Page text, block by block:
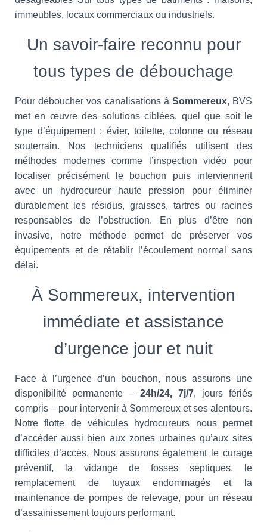
immeubles, locaux commerciaux ou industriels.
Un savoir-faire reconnu pour
tous types de débouchage
Pour déboucher vos canalisations à Sommereux, BVS
met en œuvre des solutions ciblées, quel que soit le
type d’équipement : évier, toilette, colonne ou réseau
souterrain. Nos techniciens qualifiés utilisent des
méthodes modernes comme l’inspection vidéo pour
localiser précisément le bouchon puis interviennent
avec un hydrocureur haute pression pour éliminer
durablement les résidus, graisses, tartres ou racines
responsables de l’obstruction. En plus d’être non
invasive, notre méthode permet de préserver vos
équipements et de rétablir l’écoulement normal sans
délai.
À Sommereux, intervention
immédiate et assistance
d’urgence jour et nuit
Face à l’urgence d’un bouchon, nous assurons une
disponibilité permanente – 24h/24, 7j/7, jours fériés
compris – pour intervenir à Sommereux et ses alentours.
Notre flotte de véhicules hydrocureurs nous permet
d’accéder aussi bien aux zones urbaines qu’aux sites
difficiles d’accès. Nous assurons également le curage
préventif, la vidange de fosses septiques, le
remplacement de tuyaux endommagés et la
maintenance de pompes de relevage, pour un réseau
d’assainissement toujours performant.